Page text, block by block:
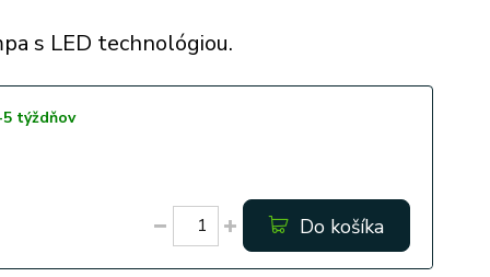
s LED technológiou.
týždňov
Do košíka